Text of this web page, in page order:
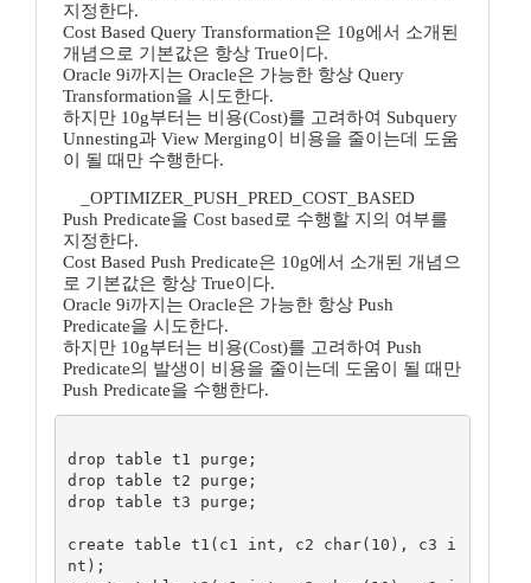
지정한다.
Cost Based Query Transformation은 10g에서 소개된
개념으로 기본값은 항상 True이다.
Oracle 9i까지는 Oracle은 가능한 항상 Query
Transformation을 시도한다.
하지만 10g부터는 비용(Cost)를 고려하여 Subquery
Unnesting과 View Merging이 비용을 줄이는데 도움
이 될 때만 수행한다.
_OPTIMIZER_PUSH_PRED_COST_BASED
Push Predicate을 Cost based로 수행할 지의 여부를
지정한다.
Cost Based Push Predicate은 10g에서 소개된 개념으
로 기본값은 항상 True이다.
Oracle 9i까지는 Oracle은 가능한 항상 Push
Predicate을 시도한다.
하지만 10g부터는 비용(Cost)를 고려하여 Push
Predicate의 발생이 비용을 줄이는데 도움이 될 때만
Push Predicate을 수행한다.
drop table t1 purge;
drop table t2 purge;
drop table t3 purge;
create table t1(c1 int, c2 char(10), c3 i
nt);